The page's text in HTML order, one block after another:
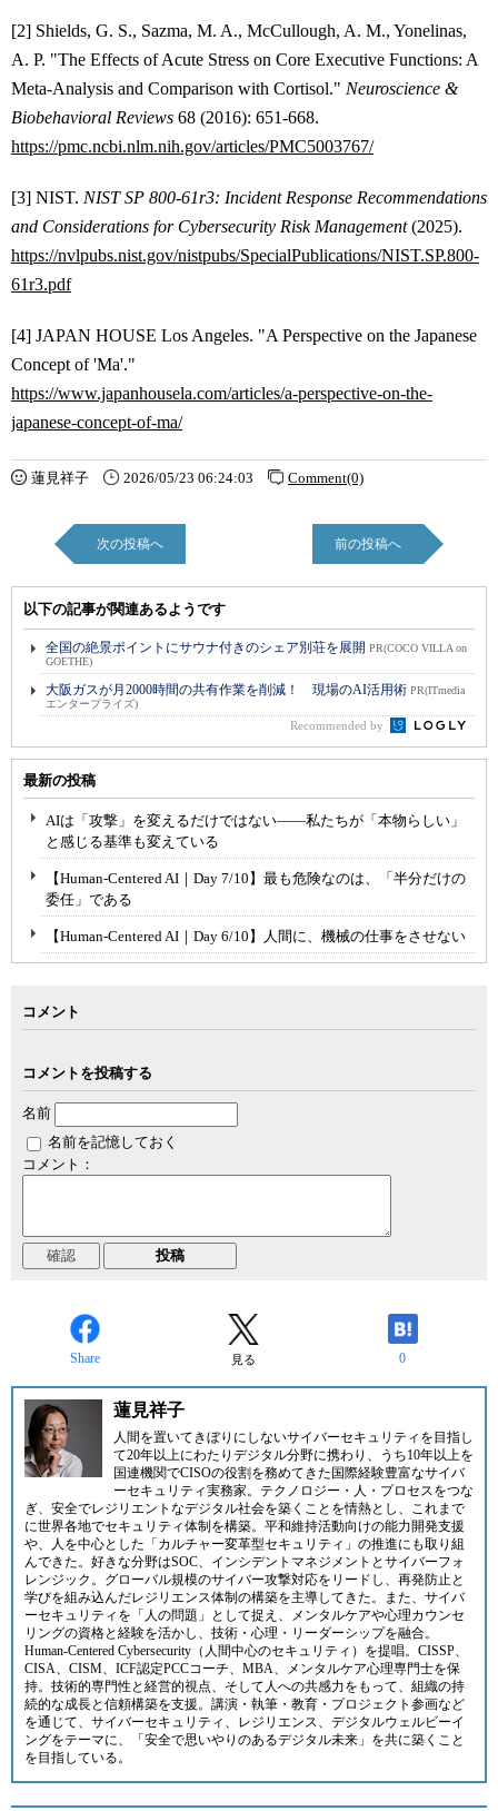
[2] Shields, G. S., Sazma, M. A., McCullough, A. M., Yonelinas,
A. P. "The Effects of Acute Stress on Core Executive Functions: A
Meta-Analysis and Comparison with Cortisol." Neuroscience &
Biobehavioral Reviews 68 (2016): 651-668.
https://pmc.ncbi.nlm.nih.gov/articles/PMC5003767/
[3] NIST. NIST SP 800-61r3: Incident Response Recommendations
and Considerations for Cybersecurity Risk Management(2025).
https://nvlpubs.nist.gov/nistpubs/SpecialPublications/NIST.SP.800-
61r3.pdf
[4] JAPAN HOUSE Los Angeles. "A Perspective on the Japanese
Concept of 'Ma'."
https://www.japanhousela.com/articles/a-perspective-on-the-
japanese-concept-of-ma/
蓮見祥子 2026/05/23 06:24:03 Comment(0)
次の投稿へ 前の投稿へ
以下の記事が関連あるようです
全国の絶景ポイントにサウナ付きのシェア別荘を展開 PR(COCO VILLA on
GOETHE)
大阪ガスが月2000時間の共有作業を削減！ 現場のAI活用術 PR(ITmedia
エンタープライズ)
Recommended by
最新の投稿
AIは「攻撃」を変えるだけではない――私たちが「本物らしい」
と感じる基準も変えている
【Human-Centered AI｜Day 7/10】最も危険なのは、「半分だけの
委任」である
【Human-Centered AI｜Day 6/10】人間に、機械の仕事をさせない
コメント
コメントを投稿する
名前
名前を記憶しておく
コメント：
Share 見る 0
蓮見祥子
人間を置いてきぼりにしないサイバーセキュリティを目指し
て20年以上にわたりデジタル分野に携わり、うち10年以上を
国連機関でCISOの役割を務めてきた国際経験豊富なサイバ
ーセキュリティ実務家。テクノロジー・人・プロセスをつな
ぎ、安全でレジリエントなデジタル社会を築くことを情熱とし、これまで
に世界各地でセキュリティ体制を構築。平和維持活動向けの能力開発支援
や、人を中心とした「カルチャー変革型セキュリティ」の推進にも取り組
んできた。好きな分野はSOC、インシデントマネジメントとサイバーフォ
レンジック。グローバル規模のサイバー攻撃対応をリードし、再発防止と
学びを組み込んだレジリエンス体制の構築を主導してきた。また、サイバ
ーセキュリティを「人の問題」として捉え、メンタルケアや心理カウンセ
リングの資格と経験を活かし、技術・心理・リーダーシップを融合。
Human-Centered Cybersecurity（人間中心のセキュリティ）を提唱。CISSP、
CISA、CISM、ICF認定PCCコーチ、MBA、メンタルケア心理専門士を保
持。技術的専門性と経営的視点、そして人への共感力をもって、組織の持
続的な成長と信頼構築を支援。講演・執筆・教育・プロジェクト参画など
を通じて、サイバーセキュリティ、レジリエンス、デジタルウェルビーイ
ングをテーマに、「安全で思いやりのあるデジタル未来」を共に築くこと
を目指している。